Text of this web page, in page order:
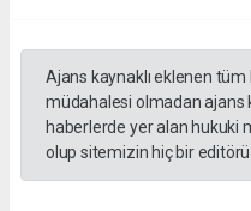
Ajans kaynaklı eklenen
müdahalesi olmadan ajans
haberlerde yer alan hukuki
olup sitemizin hiç bir